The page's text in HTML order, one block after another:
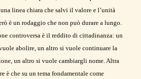
una linea chiara che salvi il valore e l’unità
è un rodaggio che non può durare a lungo.
controversa è il reddito di cittadinanza: un
abolire, un altro si vuole continuare la
un altro si vuole cambiargli nome. Altra
è che su un tema fondamentale come